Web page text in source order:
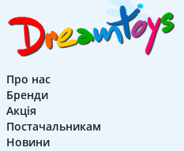
UK
Про нас
Бренди
Акція
Постачальникам
Новини